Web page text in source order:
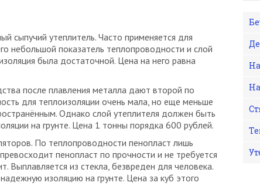
сыпучий утеплитель. Часто применяется для
небольшой показатель теплопроводности и слой
была достаточной. Цена на него равна
после плавления металла дают второй по
для теплоизоляции очень мала, но еще меньше
Однако слой утеплителя должен быть
на грунте. Цена 1 тонны порядка 600 рублей.
По теплопроводности пенопласт лишь
пенопласт по прочности и не требуется
Выплавляется из стекла, безвреден для человека.
изоляцию на грунте. Цена за куб этого